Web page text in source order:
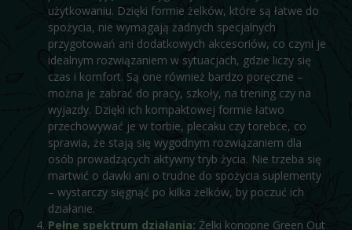
użytkowaniu. Dzięki formie żelków, które są łatwe do
spożycia, nie wymagają żadnych specjalnych
przygotowań ani dodatkowych akcesoriów, co czyni je
idealnym rozwiązaniem w sytuacjach, gdzie liczy się
czas i komfort. Są one również bardzo poręczne –
można je zabrać do pracy, szkoły, na trening czy na
wyjazdy. Dzięki ich kompaktowej formie łatwo
przechowywać je w torbie, plecaku czy torebce, co
sprawia, że stają się wygodnym rozwiązaniem dla
osób prowadzących aktywny tryb życia. Nie trzeba się
martwić o dawki ani o trudne do spożycia suplementy
– wystarczy sięgnąć po kilka żelków, by poczuć ich
działanie.
Pełne spektrum działania: Żelki konopne Green Out